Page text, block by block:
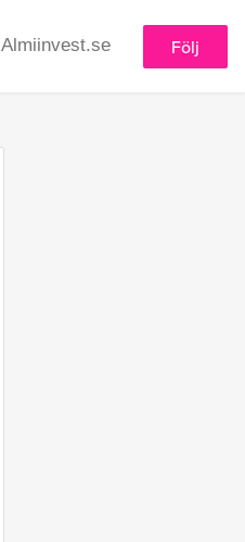
Almiinvest.se Följ